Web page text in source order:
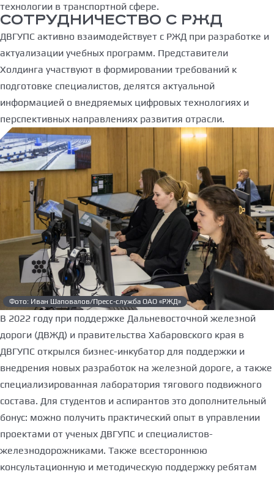
технологии в транспортной сфере.
СОТРУДНИЧЕСТВО С РЖД
ДВГУПС активно взаимодействует с РЖД при разработке и
актуализации учебных программ. Представители
Холдинга участвуют в формировании требований к
подготовке специалистов, делятся актуальной
информацией о внедряемых цифровых технологиях и
перспективных направлениях развития отрасли.
Фото: Иван Шаповалов/Пресс-служба ОАО «РЖД»
В 2022 году при поддержке Дальневосточной железной
дороги (ДВЖД) и правительства Хабаровского края в
ДВГУПС открылся бизнес-инкубатор для поддержки и
внедрения новых разработок на железной дороге, а также
специализированная лаборатория тягового подвижного
состава. Для студентов и аспирантов это дополнительный
бонус: можно получить практический опыт в управлении
проектами от ученых ДВГУПС и специалистов-
железнодорожниками. Также всестороннюю
консультационную и методическую поддержку ребятам